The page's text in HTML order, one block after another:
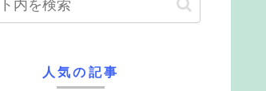
人気の記事